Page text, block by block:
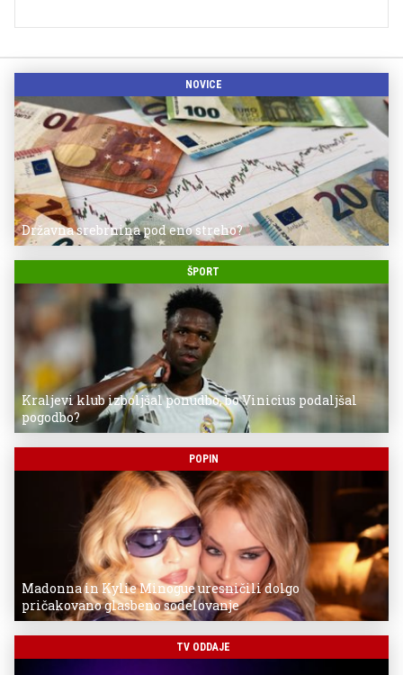
NOVICE
Državna srebrnina pod eno streho?
ŠPORT
Kraljevi klub izboljšal ponudbo, bo Vinicius podaljšal
pogodbo?
POPIN
Madonna in Kylie Minogue uresničili dolgo
pričakovano glasbeno sodelovanje
TV ODDAJE